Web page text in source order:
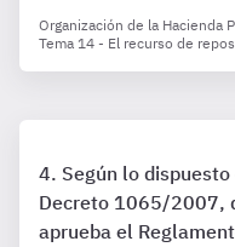
Organización de la Hacienda
Tema 14 - El recurso de
Según lo
Decreto 1065/2007,
aprueba el